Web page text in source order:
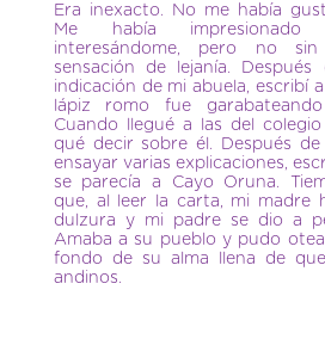
Era inexacto. No me había
Me había impresionado
interesándome, pero no
sensación de lejanía.
indicación de mi abuela, escribí
lápiz romo fue garabateando
Cuando llegué a las del
qué decir sobre él. Después
ensayar varias explicaciones,
se parecía a Cayo Oruna.
que, al leer la carta, mi madre
dulzura y mi padre se dio a
Amaba a su pueblo y pudo
fondo de su alma llena de
andinos.